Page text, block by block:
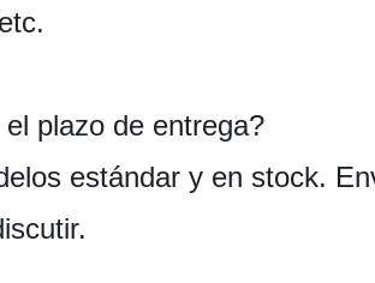
plazo de entrega?
estándar y en stock.